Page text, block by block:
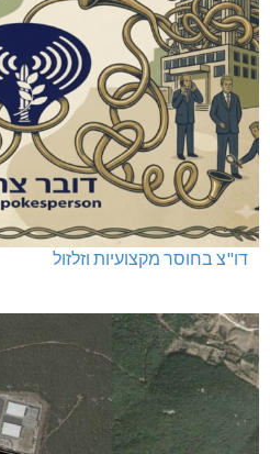
דו"צ בחוסר מקצועיות וזלזול